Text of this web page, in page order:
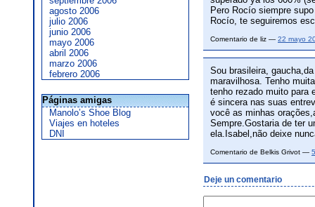
agosto 2006
julio 2006
junio 2006
mayo 2006
abril 2006
marzo 2006
febrero 2006
Páginas amigas
Manolo’s Shoe Blog
Viajes en hoteles
DNI
Pero Rocío siempre
Rocío, te seguiremos
Comentario de liz — 22 mayo
Sou brasileira,
maravilhosa. Tenho
tenho rezado muito para
é sincera nas suas
você as minhas
Sempre.Gostaria de ter
ela.Isabel,não deixe
Comentario de Belkis Grivot —
Deje un comentario